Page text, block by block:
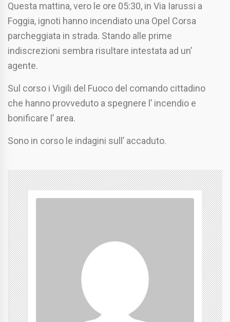
Questa mattina, vero le ore 05:30, in Via Iarussi a
Foggia, ignoti hanno incendiato una Opel Corsa
parcheggiata in strada. Stando alle prime
indiscrezioni sembra risultare intestata ad un’
agente.
Sul corso i Vigili del Fuoco del comando cittadino
che hanno provveduto a spegnere l’ incendio e
bonificare l’ area.
Sono in corso le indagini sull’ accaduto.